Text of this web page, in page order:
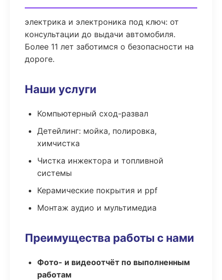
электрика и электроника под ключ: от
консультации до выдачи автомобиля.
Более 11 лет заботимся о безопасности на
дороге.
Наши услуги
Компьютерный сход-развал
Детейлинг: мойка, полировка,
химчистка
Чистка инжектора и топливной
системы
Керамические покрытия и ppf
Монтаж аудио и мультимедиа
Преимущества работы с нами
Фото- и видеоотчёт по выполненным
работам